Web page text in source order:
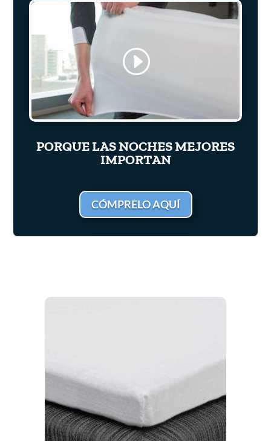
PORQUE LAS NOCHES MEJORES
IMPORTAN
CÓMPRELO AQUÍ